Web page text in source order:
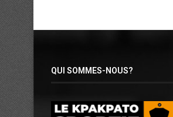
QUI SOMMES-NOUS?